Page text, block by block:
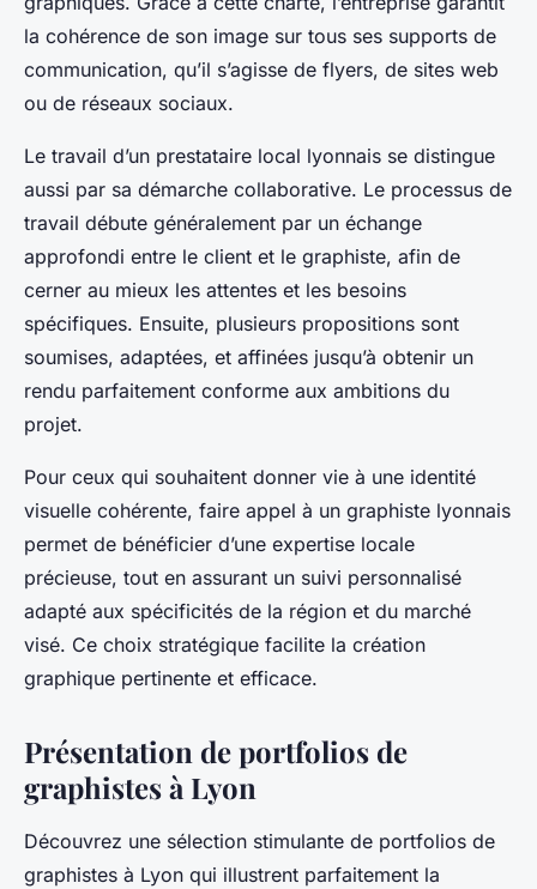
la cohérence de son image sur tous ses supports de
communication, qu’il s’agisse de flyers, de sites web
ou de réseaux sociaux.
Le travail d’un prestataire local lyonnais se distingue
aussi par sa démarche collaborative. Le processus de
travail débute généralement par un échange
approfondi entre le client et le graphiste, afin de
cerner au mieux les attentes et les besoins
spécifiques. Ensuite, plusieurs propositions sont
soumises, adaptées, et affinées jusqu’à obtenir un
rendu parfaitement conforme aux ambitions du
projet.
Pour ceux qui souhaitent donner vie à une identité
visuelle cohérente, faire appel à un graphiste lyonnais
permet de bénéficier d’une expertise locale
précieuse, tout en assurant un suivi personnalisé
adapté aux spécificités de la région et du marché
visé. Ce choix stratégique facilite la création
graphique pertinente et efficace.
Présentation de portfolios de
graphistes à Lyon
Découvrez une sélection stimulante de portfolios de
graphistes à Lyon qui illustrent parfaitement la